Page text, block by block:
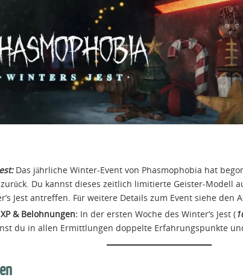
Das jährliche Winter-Event von Phasmophobia hat
Du kannst dieses zeitlich limitierte Geister-Modell
Jest antreffen. Für weitere Details zum Event siehe den
& Belohnungen: In der ersten Woche des Winter’s Jest (
du in allen Ermittlungen doppelte Erfahrungspunkte